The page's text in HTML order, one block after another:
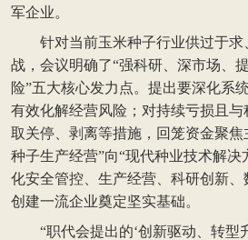
军企业。
针对当前玉米种子行业供过于
战，会议明确了“强科研、深市场、
险”五大核心发力点。提出要深化系
有效化解经营风险；对持续亏损且
取关停、剥离等措施，回笼资金聚
种子生产经营”向“现代种业技术解决
化安全管控、生产经营、科研创新
创建一流企业奠定坚实基础。
“职代会提出的‘创新驱动、转型